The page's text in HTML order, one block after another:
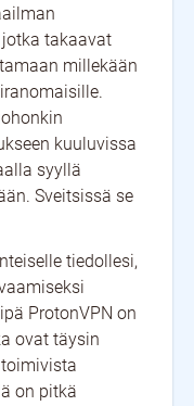
takaavat
millekään
kuuluvissa
syyllä
Sveitsissä se
tiedollesi,
ProtonVPN on
ovat täysin
on pitkä